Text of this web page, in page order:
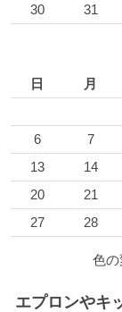
30
31
日 月
6
7
13
14
20
21
27
28
色
エプロンやキ